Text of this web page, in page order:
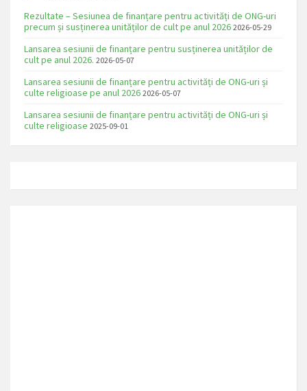
Rezultate – Sesiunea de finanțare pentru activități de ONG-uri
precum și susținerea unităților de cult pe anul 2026 2026-05-29
Lansarea sesiunii de finanțare pentru susținerea unităților de
cult pe anul 2026. 2026-05-07
Lansarea sesiunii de finanțare pentru activități de ONG-uri și
culte religioase pe anul 2026 2026-05-07
Lansarea sesiunii de finanțare pentru activități de ONG-uri și
culte religioase 2025-09-01